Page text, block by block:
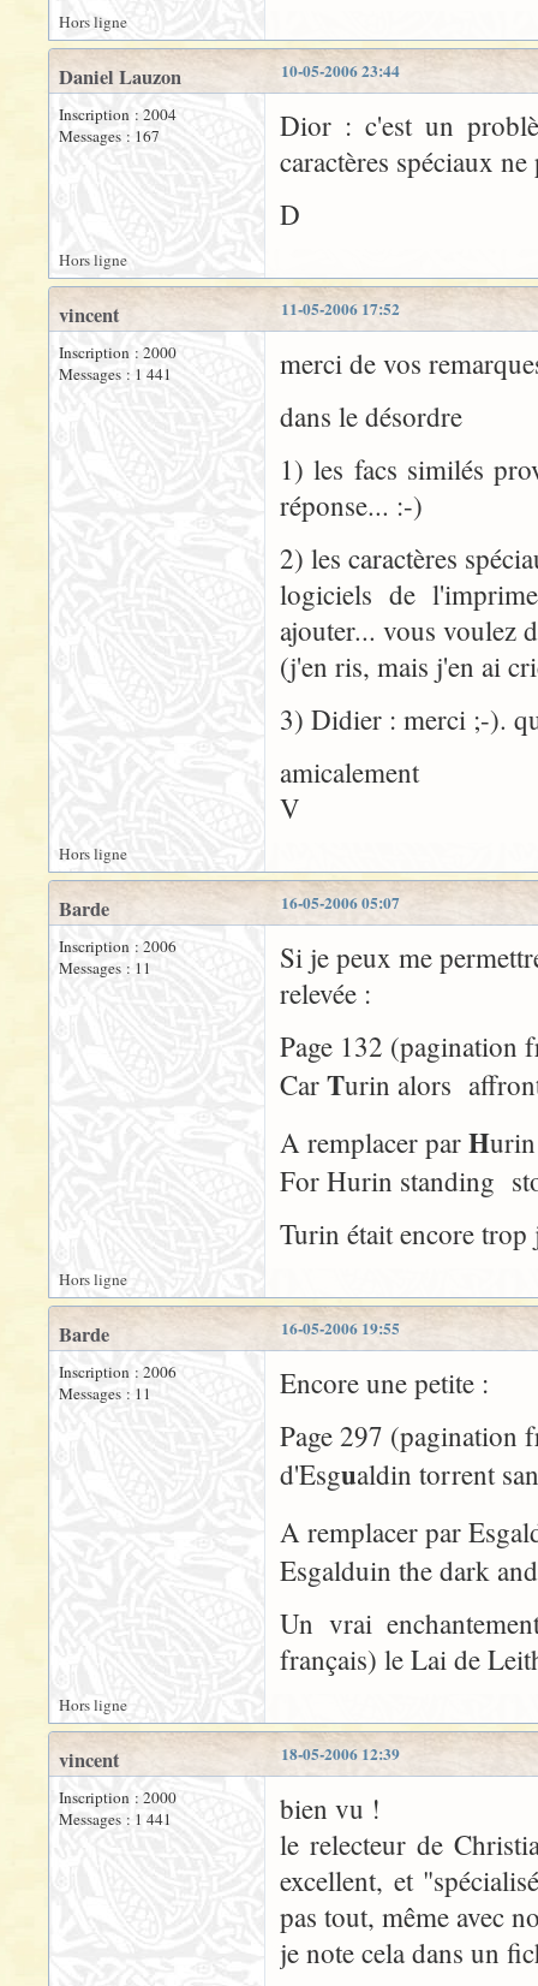
Hors ligne
10-05-2006 23:44
Daniel Lauzon
Inscription : 2004
Messages : 167
Dior : c'est un
caractères spéciaux
D
Hors ligne
11-05-2006 17:52
vincent
Inscription : 2000
Messages : 1 441
merci de vos
dans le désordre
1) les facs similés
réponse... :-)
2) les caractères
logiciels de
ajouter... vous voulez
(j'en ris, mais j'en ai
3) Didier : merci ;-).
amicalement
V
Hors ligne
16-05-2006 05:07
Barde
Inscription : 2006
Messages : 11
Si je peux me
relevée :
Page 132 (pagination
Car Turin alors
A remplacer par H
For Hurin standing
Turin était encore trop
Hors ligne
16-05-2006 19:55
Barde
Inscription : 2006
Messages : 11
Encore une petite :
Page 297 (pagination
d'Esgualdin torrent
A remplacer par
Esgalduin the dark
Un vrai
français) le Lai de
Hors ligne
18-05-2006 12:39
vincent
Inscription : 2000
Messages : 1 441
bien vu !
le relecteur de
excellent, et
pas tout, même avec
je note cela dans un